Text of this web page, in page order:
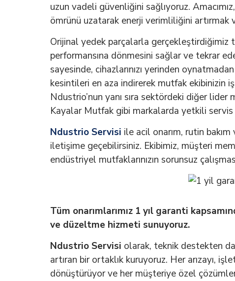
uzun vadeli güvenliğini sağlıyoruz.
ömrünü uzatarak enerji verimliliğini
Orijinal yedek parçalarla gerçekleştirdiğimiz
performansına dönmesini sağlar ve tekrar
sayesinde, cihazlarınızı yerinden
kesintileri en aza indirerek mutfak ekibinizin iş
Ndustrio’nun yanı sıra sektördeki diğer
Kayalar Mutfak gibi markalarda yetkili servis
Ndustrio Servisi ile acil onarım, rutin
iletişime geçebilirsiniz. Ekibimiz, müşteri
endüstriyel mutfaklarınızın sorunsuz
Tüm onarımlarımız 1 yıl garanti
ve düzeltme hizmeti sunuyoruz.
Ndustrio Servisi olarak, teknik destekten
artıran bir ortaklık kuruyoruz. Her arızayı,
dönüştürüyor ve her müşteriye özel